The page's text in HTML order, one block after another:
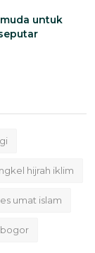
untuk
hijrah iklim
umat islam